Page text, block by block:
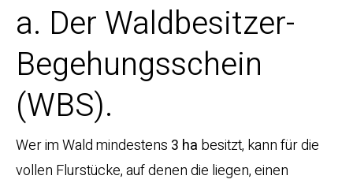
a. Der Waldbesitzer-
Begehungsschein
(WBS).
Wer im Wald mindestens 3 ha besitzt, kann für die
vollen Flurstücke, auf denen die liegen, einen